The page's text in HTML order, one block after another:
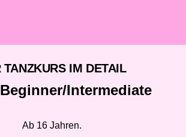
TANZKURS IM DETAIL
Intermediate
Ab 16 Jahren.